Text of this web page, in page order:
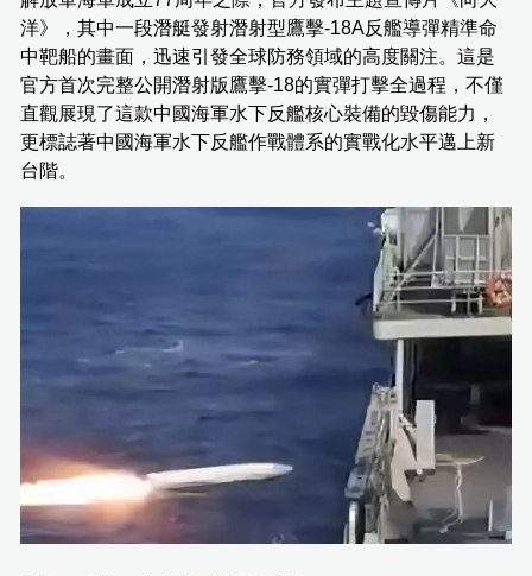
洋》，其中一段潛艇發射潛射型鷹擊-18A反艦導彈精準命
中靶船的畫面，迅速引發全球防務領域的高度關注。這是
官方首次完整公開潛射版鷹擊-18的實彈打擊全過程，不僅
直觀展現了這款中國海軍水下反艦核心裝備的毀傷能力，
更標誌著中國海軍水下反艦作戰體系的實戰化水平邁上新
台階。